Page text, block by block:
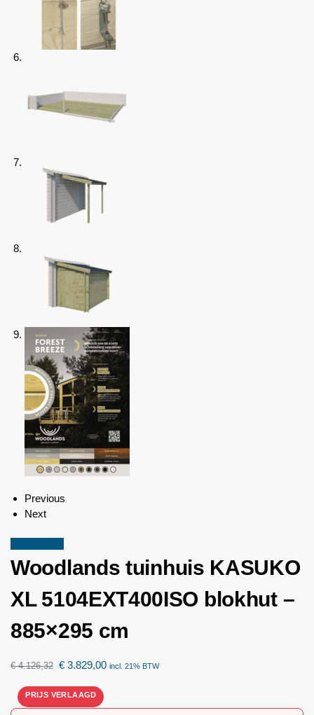
Previous
Next
Woodlands tuinhuis KASUKO
XL 5104EXT400ISO blokhut –
885×295 cm
€4.126,32 € 3.829,00 incl. 21% BTW